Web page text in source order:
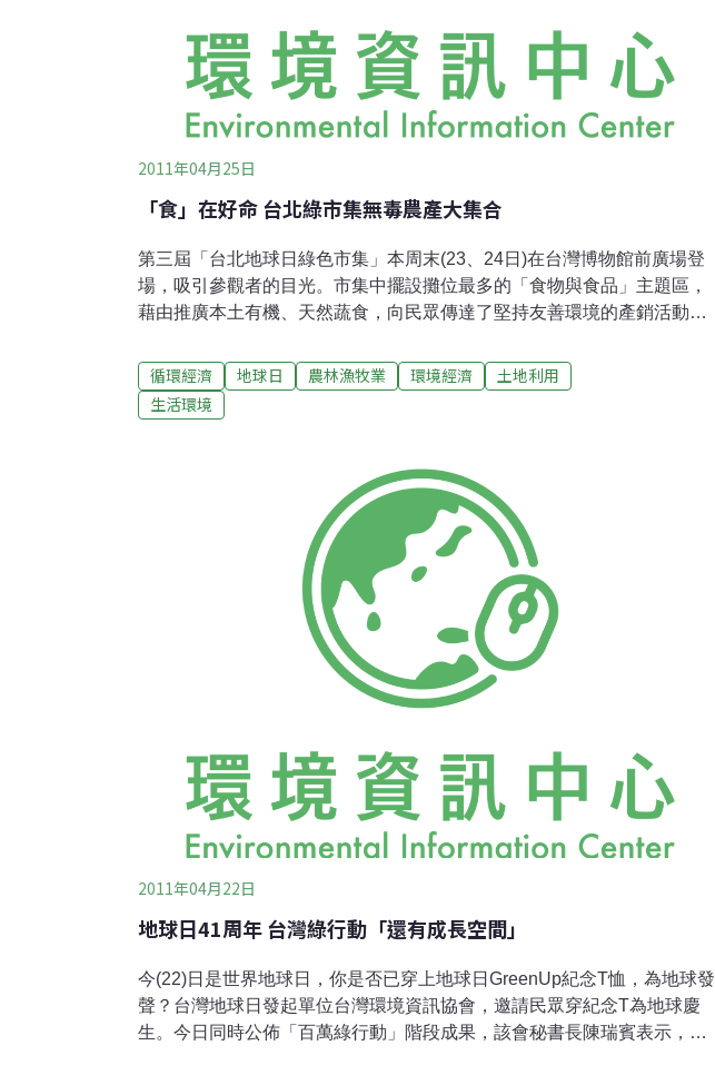
2011年04月25日
「食」在好命 台北綠市集無毒農產大集合
第三屆「台北地球日綠色市集」本周末(23、24日)在台灣博物館前廣場登
場，吸引參觀者的目光。市集中擺設攤位最多的「食物與食品」主題區，
藉由推廣本土有機、天然蔬食，向民眾傳達了堅持友善環境的產銷活動，
新鮮栽種在基質上的豆芽菜直接販售，綠藤工作人員廖怡雯解釋，「植物
在生長期間的酵素是最多且最有益的，要食用的時候再自己採收就可以
了。」她說，綠藤生機的豆芽菜直接就可以食用，也因為包含種皮、芽體
過複雜的採收或令人擔憂的漂白過程，自然健康的生命力，嚐起來非常清
甜。在綠藤生機攤位的隔壁，舞麥窯烤出來的麵包，也同樣發揮天然生命
力的美好。舞麥窯創辦人張源銘先生說，他們自磨穀物、選用台灣食材，
以野生天然酵母菌進行發酵，雖然發酵時間較久，但是烤出來的麵包外脆
內軟，「烤好的麵包放著還會繼
循環經濟 地球日 農林漁牧業 環境經濟
土地利用
生活環境
2011年04月22日
地球日41周年 台灣綠行動「還有成長空間」
今(22)日是世界地球日，你是否已穿上地球日GreenUp紀念T恤，為地球發
聲？台灣地球日發起單位台灣環境資訊協會，邀請民眾穿紀念T為地球慶
生。今日同時公佈「百萬綠行動」階段成果，該會秘書長陳瑞賓表示，今